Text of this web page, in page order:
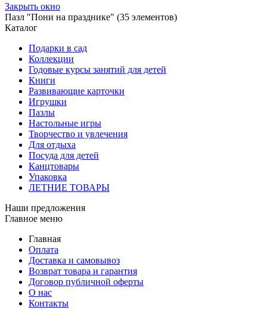
Закрыть окно
Пазл "Пони на празднике" (35 элементов)
Каталог
Подарки в сад
Коллекции
Годовые курсы занятий для детей
Книги
Развивающие карточки
Игрушки
Пазлы
Настольные игры
Творчество и увлечения
Для отдыха
Посуда для детей
Канцтовары
Упаковка
ЛЕТНИЕ ТОВАРЫ
Наши предложения
Главное меню
Главная
Оплата
Доставка и самовывоз
Возврат товара и гарантия
Договор публичной оферты
О нас
Контакты